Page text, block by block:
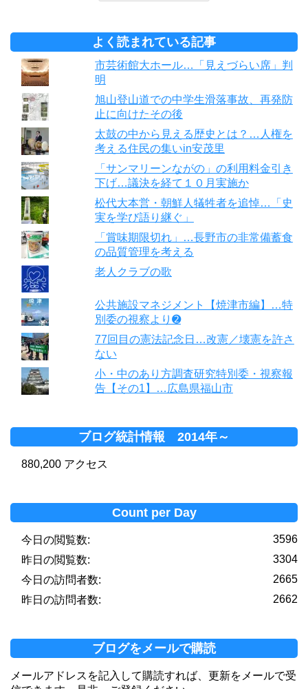
よく読まれている記事
市芸術館大ホール…「見えづらい席」判
明
旭山登山道での中学生滑落事故、再発防
止に向けたその後
太鼓の中から見える歴史とは？…人権を
考える住民の集いin安茂里
「サンマリーンながの」の利用料金引き
下げ…議決を経て１０月実施か
松代大本営・朝鮮人犠牲者を追悼…「史
実を学び語り継ぐ」
「賞味期限切れ」…長野市の非常備蓄食
の品質管理を考える
老人クラブの歌
公共施設マネジメント【焼津市編】…特
別委の視察より➋
77回目の憲法記念日…改憲／壊憲を許さ
ない
小・中のあり方調査研究特別委・視察報
告【その1】…広島県福山市
ブログ統計情報 2014年～
880,200 アクセス
Count per Day
3596
今日の閲覧数:
3304
昨日の閲覧数:
2665
今日の訪問者数:
2662
昨日の訪問者数:
ブログをメールで購読
メールアドレスを記入して購読すれば、更新をメールで受